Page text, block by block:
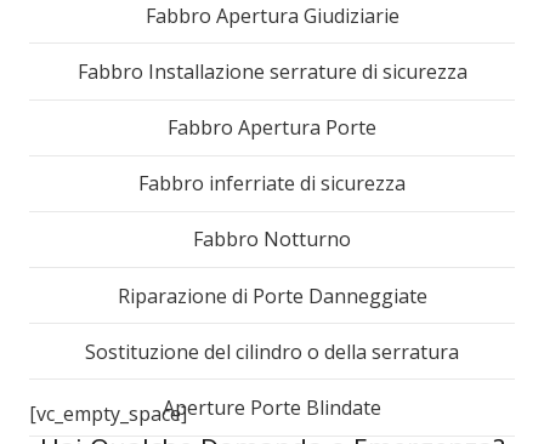
Fabbro Apertura Giudiziarie
Fabbro Installazione serrature di sicurezza
Fabbro Apertura Porte
Fabbro inferriate di sicurezza
Fabbro Notturno
Riparazione di Porte Danneggiate
Sostituzione del cilindro o della serratura
Aperture Porte Blindate
[vc_empty_space]